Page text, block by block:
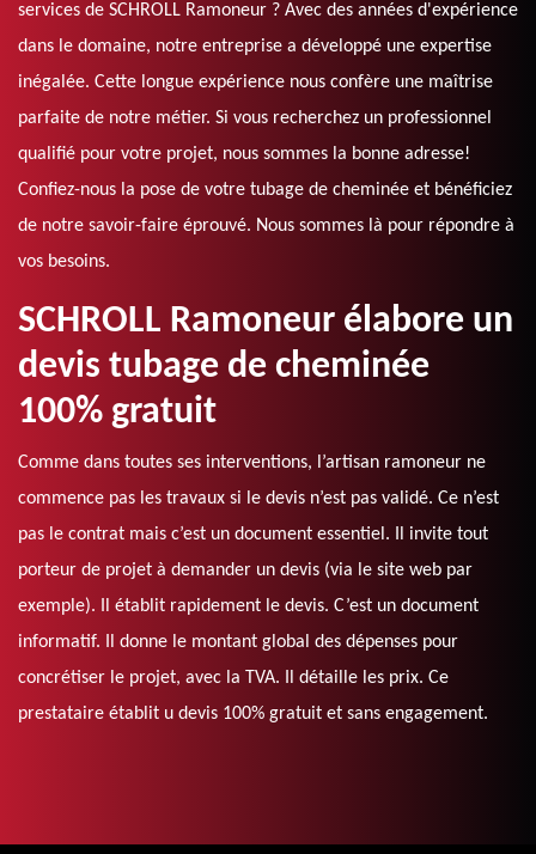
services de SCHROLL Ramoneur ? Avec des années d'expérience
dans le domaine, notre entreprise a développé une expertise
inégalée. Cette longue expérience nous confère une maîtrise
parfaite de notre métier. Si vous recherchez un professionnel
qualifié pour votre projet, nous sommes la bonne adresse!
Confiez-nous la pose de votre tubage de cheminée et bénéficiez
de notre savoir-faire éprouvé. Nous sommes là pour répondre à
vos besoins.
SCHROLL Ramoneur élabore un
devis tubage de cheminée
100% gratuit
Comme dans toutes ses interventions, l’artisan ramoneur ne
commence pas les travaux si le devis n’est pas validé. Ce n’est
pas le contrat mais c’est un document essentiel. Il invite tout
porteur de projet à demander un devis (via le site web par
exemple). Il établit rapidement le devis. C’est un document
informatif. Il donne le montant global des dépenses pour
concrétiser le projet, avec la TVA. Il détaille les prix. Ce
prestataire établit u devis 100% gratuit et sans engagement.